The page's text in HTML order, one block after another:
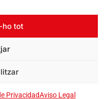
ho tot
PrivacidadAviso Legal